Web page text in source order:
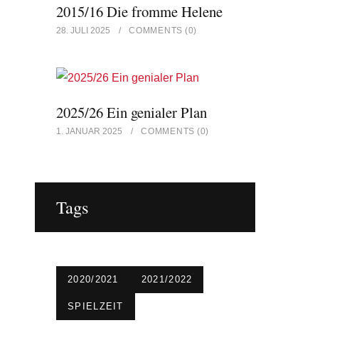
2015/16 Die fromme Helene
28. JULI 2025 COMMENTS (0)
2025/26 Ein genialer Plan
1. JANUAR 2025 COMMENTS (0)
Tags
2020/2021 2021/2022
SPIELZEIT